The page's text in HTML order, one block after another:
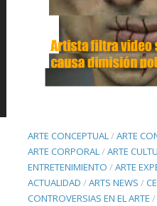
ARTE CONCEPTUAL/ARTE
ARTE CORPORAL/ARTE
ENTRETENIMIENTO /ARTE
ACTUALIDAD /ARTS NEWS /
CONTROVERSIAS EN EL ARTE /